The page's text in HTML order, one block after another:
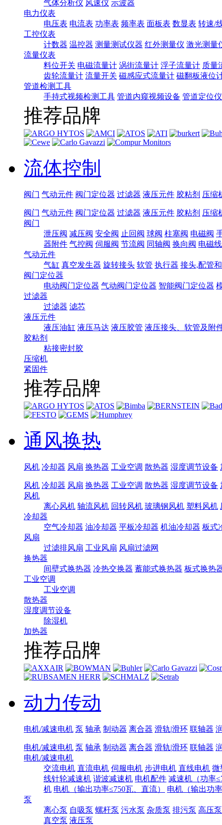
气体分析仪 风速仪 示波器
电力仪表
电压表 电流表 功率表 频率表 面板表 数显表 转速/
工控仪表
计数器 温控器 测量测试仪器 红外测量仪 激光测量
流量仪表
料位开关 电磁流量计 涡街流量计 浮子流量计 质量
齿轮流量计 流量开关 磁感应式流量计 磁翻板液位
管道检测工具
手持式视频检测工具 管道内窥视频设备 管道定位仪
推荐品牌
流体控制
阀门 气动元件 阀门定位器 过滤器 液压元件 胶粘剂 压缩
阀门 气动元件 阀门定位器 过滤器 液压元件 胶粘剂 压缩
阀门
泄压阀 减压阀 安全阀 止回阀 球阀 柱塞阀 电磁阀
器附件 气控阀 伺服阀 节流阀 同轴阀 换向阀 电磁
气动元件
气缸 真空发生器 旋转接头 软管 执行器 接头,配管
阀门定位器
电动阀门定位器 气动阀门定位器 智能阀门定位器
过滤器
过滤器 滤芯
液压元件
液压油缸 液压马达 液压胶管 液压接头、软管及附
胶粘剂
粘接密封胶
压缩机
紧固件
推荐品牌
通风换热
风机 冷却器 风扇 换热器 工业空调 散热器 湿度调节设备
风机 冷却器 风扇 换热器 工业空调 散热器 湿度调节设备
风机
离心风机 轴流风机 回转风机 玻璃钢风机 塑料风机
冷却器
空气冷却器 油冷却器 平板冷却器 机油冷却器 板式
风扇
过滤排风扇 工业风扇 风扇过滤网
换热器
间壁式换热器 冷热交换器 蓄能式换热器 板式换热
工业空调
工业空调
散热器
湿度调节设备
除湿机
加热器
推荐品牌
动力传动
电机/减速电机 泵 轴承 制动器 离合器 滑轨|滑环 联轴器
电机/减速电机 泵 轴承 制动器 离合器 滑轨|滑环 联轴器
电机/减速电机
交流电机 直流电机 伺服电机 步进电机 直线电机 微
线针轮减速机 谐波减速机 电机配件 减速机（功率
机 电机（输出功率≤750瓦、直流）
电机（输出功
泵
离心泵 自吸泵 螺杆泵 污水泵 杂质泵 排污泵 高压泵
真空泵 液压泵